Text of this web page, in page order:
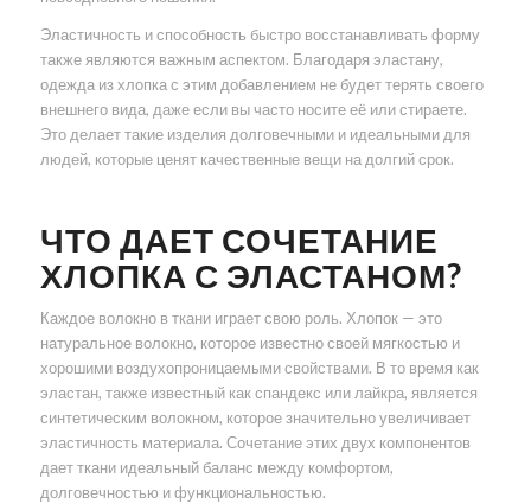
Эластичность и способность быстро восстанавливать форму
также являются важным аспектом. Благодаря эластану,
одежда из хлопка с этим добавлением не будет терять своего
внешнего вида, даже если вы часто носите её или стираете.
Это делает такие изделия долговечными и идеальными для
людей, которые ценят качественные вещи на долгий срок.
ЧТО ДАЕТ СОЧЕТАНИЕ
ХЛОПКА С ЭЛАСТАНОМ?
Каждое волокно в ткани играет свою роль. Хлопок — это
натуральное волокно, которое известно своей мягкостью и
хорошими воздухопроницаемыми свойствами. В то время как
эластан, также известный как спандекс или лайкра, является
синтетическим волокном, которое значительно увеличивает
эластичность материала. Сочетание этих двух компонентов
дает ткани идеальный баланс между комфортом,
долговечностью и функциональностью.